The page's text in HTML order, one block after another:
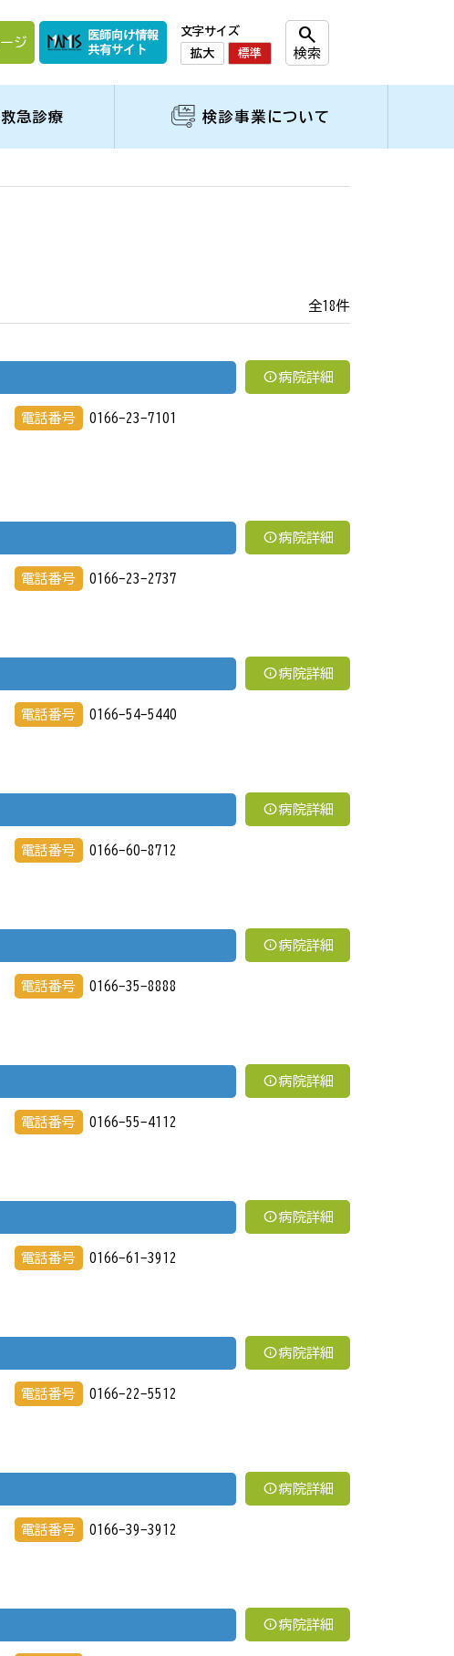
ジ
文字サイズ
拡大
標準
search
検索
急診療 検診事業について
全18件
info 病院詳細
電話番号 0166-23-7101
info 病院詳細
電話番号 0166-23-2737
info 病院詳細
電話番号 0166-54-5440
info 病院詳細
電話番号 0166-60-8712
info 病院詳細
電話番号 0166-35-8888
info 病院詳細
電話番号 0166-55-4112
info 病院詳細
電話番号 0166-61-3912
info 病院詳細
電話番号 0166-22-5512
info 病院詳細
電話番号 0166-39-3912
info 病院詳細